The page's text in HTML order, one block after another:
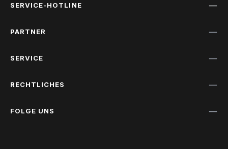
SERVICE-HOTLINE
PARTNER
SERVICE
RECHTLICHES
FOLGE UNS